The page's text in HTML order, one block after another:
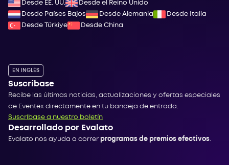
Desde EE. UU.
Desde el Reino Unido
Desde Países Bajos
Desde Alemania
Desde Italia
Desde Türkiye
Desde China
EN INGLÉS
Suscríbase
Recibe las últimas noticias, actualizaciones y ofertas especiales
de Eventex directamente en tu bandeja de entrada.
Suscríbase a nuestro boletín
Desarrollado por Evalato
Evalato nos ayuda a correr programas de premios efectivos.